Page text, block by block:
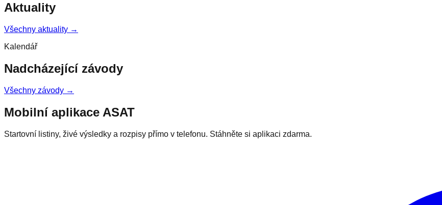
Aktuality
Všechny aktuality →
Kalendář
Nadcházející závody
Všechny závody →
Mobilní aplikace ASAT
Startovní listiny, živé výsledky a rozpisy přímo v telefonu. Stáhněte si aplikaci zdarma.